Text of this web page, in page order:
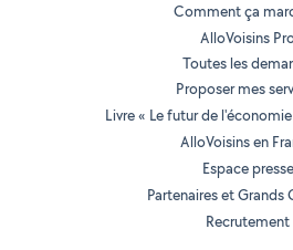
Comment ça
AlloVoisins
Toutes les
Proposer mes
Livre « Le futur de
AlloVoisins en
Espace presse
Partenaires et Grands
Recrutement